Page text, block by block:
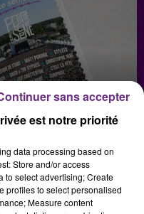
VIP POUR LES
SCÈNE 2026
est notre priorité
data processing based on
Store and/or access
to select advertising; Create
profiles to select personalised
Measure content
sans accepter